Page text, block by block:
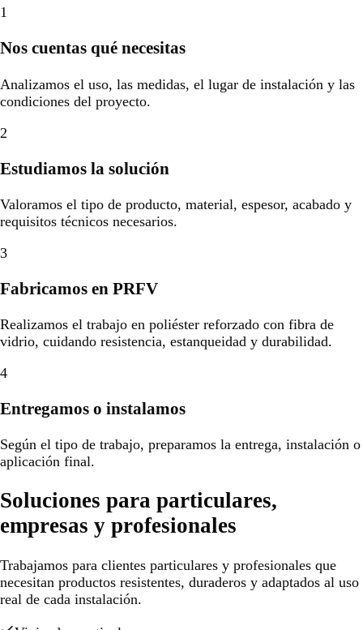
1
Nos cuentas qué necesitas
Analizamos el uso, las medidas, el lugar de instalación y las
condiciones del proyecto.
2
Estudiamos la solución
Valoramos el tipo de producto, material, espesor, acabado y
requisitos técnicos necesarios.
3
Fabricamos en PRFV
Realizamos el trabajo en poliéster reforzado con fibra de
vidrio, cuidando resistencia, estanqueidad y durabilidad.
4
Entregamos o instalamos
Según el tipo de trabajo, preparamos la entrega, instalación o
aplicación final.
Soluciones para particulares,
empresas y profesionales
Trabajamos para clientes particulares y profesionales que
necesitan productos resistentes, duraderos y adaptados al uso
real de cada instalación.